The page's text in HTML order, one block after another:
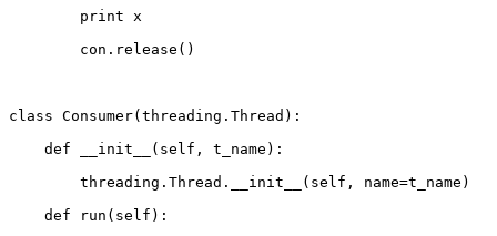
        print x
        con.release()
class Consumer(threading.Thread):
    def __init__(self, t_name):
        threading.Thread.__init__(self, name=t_name)
    def run(self):